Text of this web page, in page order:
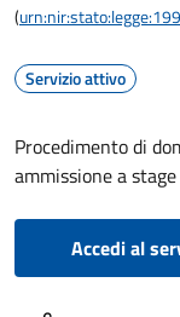
(
Servizio attivo
Procedimento di
ammissione a
Accedi al